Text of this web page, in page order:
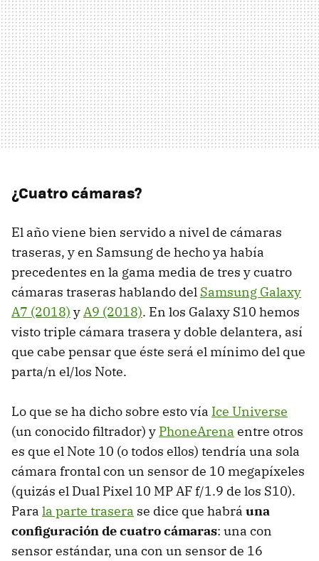
¿Cuatro cámaras?
El año viene bien servido a nivel de cámaras
traseras, y en Samsung de hecho ya había
precedentes en la gama media de tres y cuatro
cámaras traseras hablando del Samsung Galaxy
A7 (2018) yA9 (2018). En los Galaxy S10 hemos
visto triple cámara trasera y doble delantera, así
que cabe pensar que éste será el mínimo del que
parta/n el/los Note.
Lo que se ha dicho sobre esto vía Ice Universe
(un conocido filtrador) y PhoneArena entre otros
es que el Note 10 (o todos ellos) tendría una sola
cámara frontal con un sensor de 10 megapíxeles
(quizás el Dual Pixel 10 MP AF f/1.9 de los S10).
Para la parte trasera se dice que habrá una
configuración de cuatro cámaras: una con
sensor estándar, una con un sensor de 16